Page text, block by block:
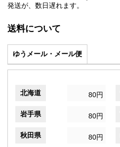
発送が、数日遅れます。
送料について
ゆうメール・メール便
北海道 80円
岩手県 80円
秋田県 80円